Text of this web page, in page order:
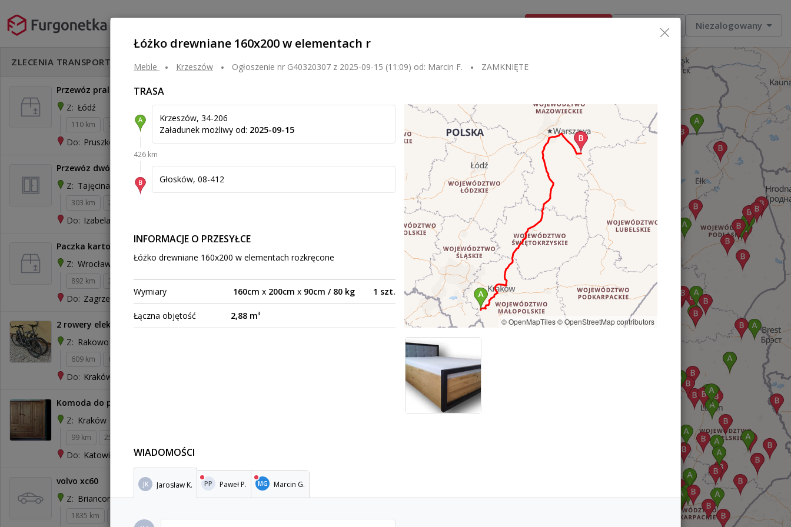
Niezalogowany
Łóżko drewniane 160x200 w elementach r
Meble krzeszów Ogłoszenie nr G40320307 z 2025-09-15 (11:09) od: Marcin F. ZAMKNIĘTE
TRASA
Krzeszów, 34-206
Załadunek możliwy od: 2025-09-15
426 km
Głosków, 08-412
INFORMACJE O PRZESYŁCE
Łóżko drewniane 160x200 w elementach rozkręcone
Wymiary 160cmx 200cmx 90cm / 80 kg 1 szt.
Łączna objętość 2,88 m³
© OpenMapTiles© OpenStreetMap contributors
WIADOMOŚCI
JK Jarosław K. PP Paweł P. MG Marcin G.
ZLECENIA TRANSPORTU Rozwiń filtry
Przewóz pralki do magazynu sprzedawcy
Z: Łódź
110 km 70 kg 0,34 m³
Do: Pruszków
Przewóz dwóch stopni betonowych
Z: Tajęcina
303 km 260 kg
Do: Izabela
Paczka karton z Wrocławia do Zagrzebia
Z: Wrocław
892 km 20 kg 0,15 m³
Do: Zagrzeb
2 rowery elektryczne + bagażnik rowerowy
Z: Rakowo
609 km 65 kg
Do: Kraków
Komoda do przewiezienia Kraków-Katowice
Z: Kraków
99 km 25 kg
Do: Katowice
volvo xc60
Z: Briancon
1835 km